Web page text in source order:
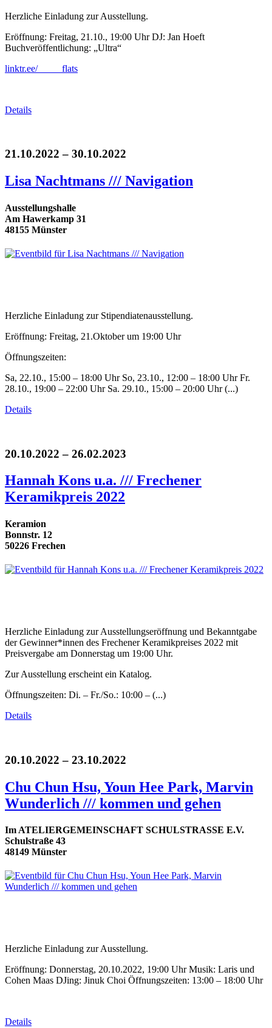
Herzliche Einladung zur Ausstellung.
Eröffnung: Freitag, 21.10., 19:00 Uhr DJ: Jan Hoeft
Buchveröffentlichung: „Ultra“
linktr.ee/_____flats
Details
21.10.2022 – 30.10.2022
Lisa Nachtmans /// Navigation
Ausstellungshalle
Am Hawerkamp 31
48155 Münster
Herzliche Einladung zur Stipendiatenausstellung.
Eröffnung: Freitag, 21.Oktober um 19:00 Uhr
Öffnungszeiten:
Sa, 22.10., 15:00 – 18:00 Uhr So, 23.10., 12:00 – 18:00 Uhr Fr.
28.10., 19:00 – 22:00 Uhr Sa. 29.10., 15:00 – 20:00 Uhr (...)
Details
20.10.2022 – 26.02.2023
Hannah Kons u.a. /// Frechener
Keramikpreis 2022
Keramion
Bonnstr. 12
50226 Frechen
Herzliche Einladung zur Ausstellungseröffnung und Bekanntgabe
der Gewinner*innen des Frechener Keramikpreises 2022 mit
Preisvergabe am Donnerstag um 19:00 Uhr.
Zur Ausstellung erscheint ein Katalog.
Öffnungszeiten: Di. – Fr./So.: 10:00 – (...)
Details
20.10.2022 – 23.10.2022
Chu Chun Hsu, Youn Hee Park, Marvin
Wunderlich /// kommen und gehen
Im ATELIERGEMEINSCHAFT SCHULSTRASSE E.V.
Schulstraße 43
48149 Münster
Herzliche Einladung zur Ausstellung.
Eröffnung: Donnerstag, 20.10.2022, 19:00 Uhr Musik: Laris und
Cohen Maas DJing: Jinuk Choi Öffnungszeiten: 13:00 – 18:00 Uhr
Details